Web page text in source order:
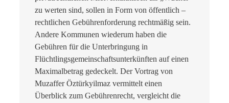
zu werten sind, sollen in Form von öffentlich –
rechtlichen Gebührenforderung rechtmäßig sein.
Andere Kommunen wiederum haben die
Gebühren für die Unterbringung in
Flüchtlingsgemeinschaftsunterkünften auf einen
Maximalbetrag gedeckelt. Der Vortrag von
Muzaffer Öztürkyilmaz vermittelt einen
Überblick zum Gebührenrecht, vergleicht die